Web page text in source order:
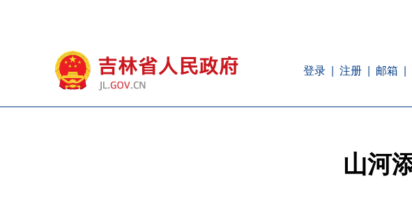
登录 注册 邮箱
山河